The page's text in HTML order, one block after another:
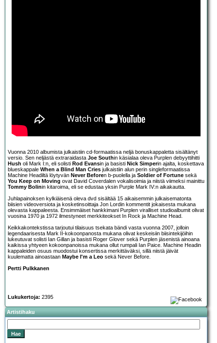
Vuonna 2010 albumista julkaistiin cd-formaatissa neljä bonuskappaletta sisältänyt
versio. Sen neljästä extraraidasta Joe Southin käsialaa oleva Purplen debyyttihitti
Hush oli Mark I:n, eli solisti Rod Evansin ja basisti Nick Simperin ajalta, koskettava
blueskappale When a Blind Man Cries julkaistiin alun perin singleformaatissa
Machine Headiltä löytyvän Never Beforen b-puolella ja Soldier of Fortune sekä
You Keep on Moving ovat David Coverdalen vokalisoimia ja niistä viimeksi mainittu
Tommy Bolinin kitaroima, eli se edustaa yksin Purple Mark IV:n aikakautta.
Juhlapainoksen kylkiäisenä oleva dvd sisältää 15 aikaisemmin julkaisematonta
biisien videoversiota ja kosketinsoittaja Jon Lordin kommentit jokaisesta mukana
olevasta kappaleesta. Ensimmäiset hankkimani Purplen viralliset studioalbumit olivat
vuosina 1970 ja 1972 ilmestyneet merkkiteokset In Rock ja Machine Head.
Keikkakontekstissa tarjoutui tilaisuus tsekata bändi vasta vuonna 2007, jolloin
legendaarisesta Mark II-kokoonpanosta mukana olivat keskeisiin biisintekijöihin
lukeutuvat solisti Ian Gillan ja basisti Roger Glover sekä Purplen jäsenistä ainoana
kaikissa yhtyeen kokoonpanoissa mukana ollut rumpali Ian Paice. Machine Headin
kappaleiden osuus muodostui konsertissa merkittäväksi, sillä niistä jäivät
kuulematta ainoastaan Maybe I'm a Leo sekä Never Before.
Pertti Pulkkanen
Lukukertoja: 2395
Artistihaku